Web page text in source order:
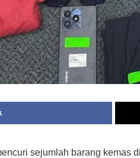
sejumlah barang kemas